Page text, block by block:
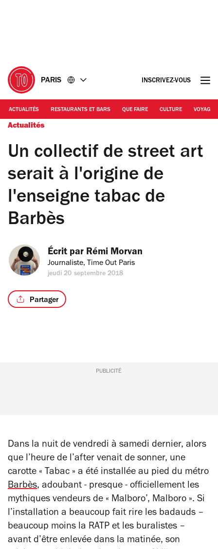
PARIS INSCRIVEZ-VOUS
ACTUALITÉS RESTAURANTS ET BARS QUE FAIRE CULTURE VOYAGE
Actualités
Un collectif de street art
serait à l'origine de
l'enseigne tabac de
Barbès
Écrit par Rémi Morvan
Journaliste, Time Out Paris
jeudi 20 septembre 2018
Partager
PUBLICITÉ
Dans la nuit de vendredi à samedi dernier, alors
que l’heure de l’after venait de sonner, une
carotte « Tabac » a été installée au pied du métro
Barbès, adoubant - presque - officiellement les
mythiques vendeurs de « Malboro’, Malboro ». Si
l’installation a beaucoup fait rire les badauds –
beaucoup moins la RATP et les buralistes –
avant d’être enlevée dans la matinée, son